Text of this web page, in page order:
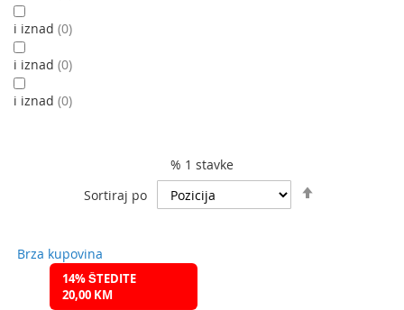
% 1 stavke
Sortiraj po
Brza kupovina
14% ŠTEDITE
20,00 KM
i iznad 0
i iznad 0
i iznad 0